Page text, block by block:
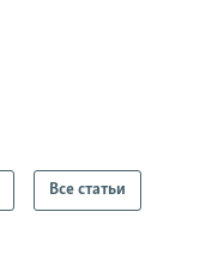
Все статьи